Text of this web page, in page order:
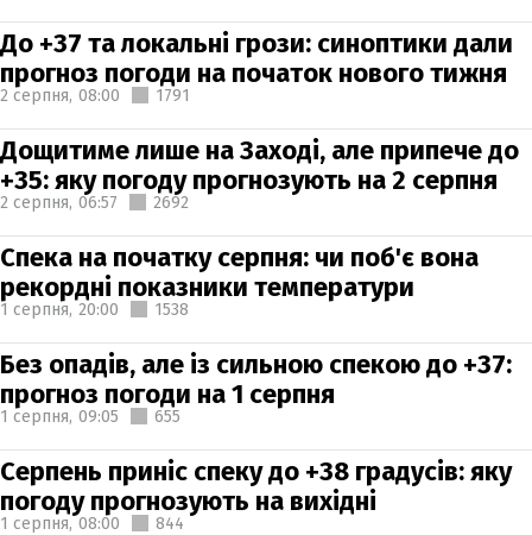
До +37 та локальні грози: синоптики дали
прогноз погоди на початок нового тижня
2 серпня, 08:00 1791
Дощитиме лише на Заході, але припече до
+35: яку погоду прогнозують на 2 серпня
2 серпня, 06:57 2692
Спека на початку серпня: чи поб'є вона
рекордні показники температури
1 серпня, 20:00 1538
Без опадів, але із сильною спекою до +37:
прогноз погоди на 1 серпня
1 серпня, 09:05 655
Серпень приніс спеку до +38 градусів: яку
погоду прогнозують на вихідні
1 серпня, 08:00 844